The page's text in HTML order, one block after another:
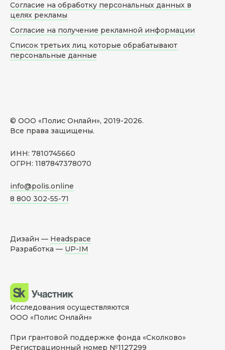
© ООО «Полис Онлайн», 2019-2026.
Все права защищены.
ИНН: 7810745660
ОГРН: 1187847378070
info@polis.online
8 800 302-55-71
Согласие на обработку персональных данных в
целях рекламы
Согласие на получение рекламной информации
Список третьих лиц которые обрабатывают
персональные данные
Дизайн — Headspace
Разработка — UP-IM
Исследования осуществляются
ООО «Полис Онлайн»
При грантовой поддержке фонда «Сколково»
Регистрационный номер №1127299